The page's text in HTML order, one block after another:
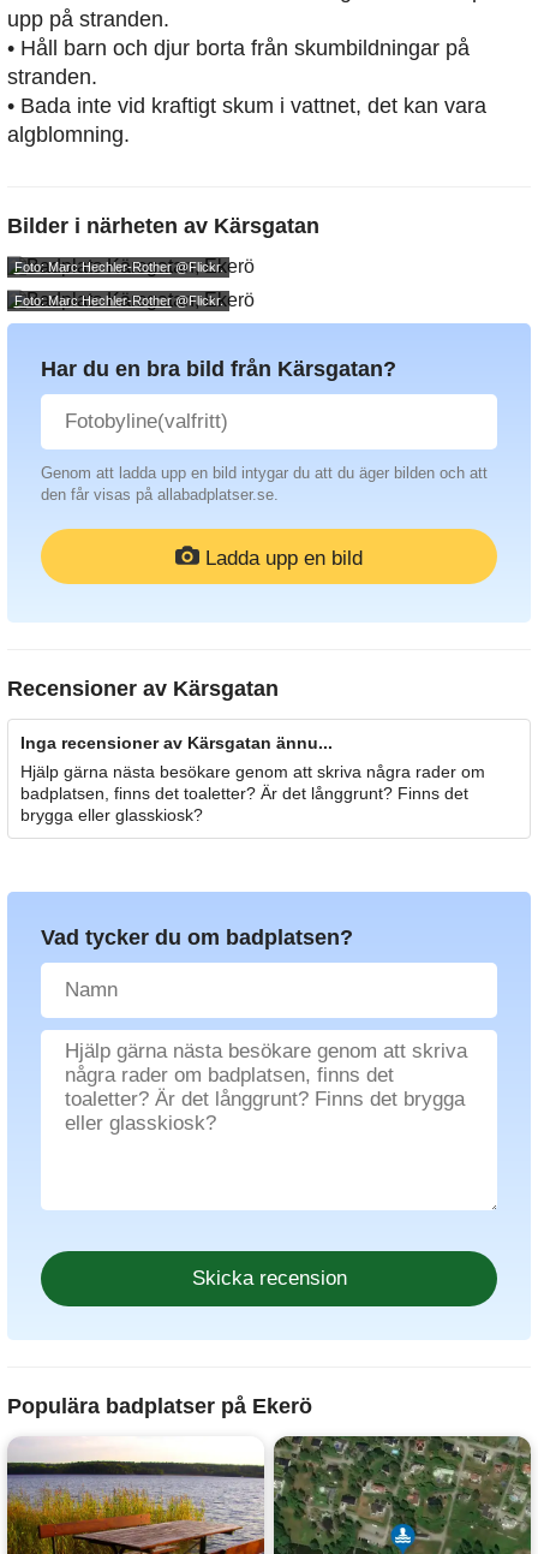
upp på stranden.
• Håll barn och djur borta från skumbildningar på
stranden.
• Bada inte vid kraftigt skum i vattnet, det kan vara
algblomning.
Bilder i närheten av Kärsgatan
Foto: Marc Hechler-Rother@Flickr.
Foto: Marc Hechler-Rother@Flickr.
Har du en bra bild från Kärsgatan?
Genom att ladda upp en bild intygar du att du äger bilden och att
den får visas på allabadplatser.se.
Ladda upp en bild
Recensioner av Kärsgatan
Inga recensioner av Kärsgatan ännu...
Hjälp gärna nästa besökare genom att skriva några rader om
badplatsen, finns det toaletter? Är det långgrunt? Finns det
brygga eller glasskiosk?
Vad tycker du om badplatsen?
Populära badplatser på Ekerö